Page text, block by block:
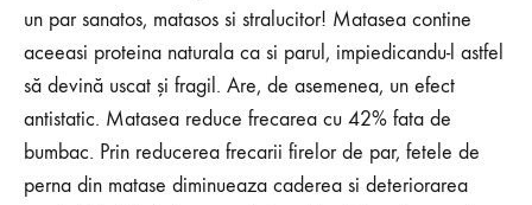
un par sanatos, matasos si stralucitor! Matasea contine
aceeasi proteina naturala ca si parul, impiedicandu-l astfel
să devină uscat și fragil. Are, de asemenea, un efect
antistatic. Matasea reduce frecarea cu 42% fata de
bumbac. Prin reducerea frecarii firelor de par, fetele de
perna din matase diminueaza caderea si deteriorarea